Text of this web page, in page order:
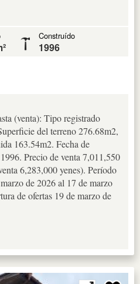
Construído
1996
(venta): Tipo registrado
del terreno 276.68m2,
163.54m2. Fecha de
Precio de venta 7,011,550
6,283,000 yenes). Período
de 2026 al 17 de marzo
de ofertas 19 de marzo de